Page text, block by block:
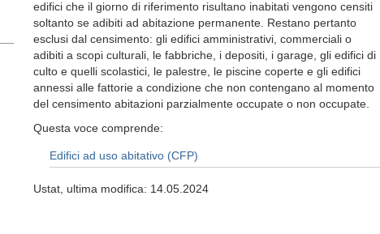
edifici che il giorno di riferimento risultano inabitati vengono censiti
soltanto se adibiti ad abitazione permanente. Restano pertanto
esclusi dal censimento: gli edifici amministrativi, commerciali o
adibiti a scopi culturali, le fabbriche, i depositi, i garage, gli edifici di
culto e quelli scolastici, le palestre, le piscine coperte e gli edifici
annessi alle fattorie a condizione che non contengano al momento
del censimento abitazioni parzialmente occupate o non occupate.
Questa voce comprende:
Edifici ad uso abitativo (CFP)
Ustat, ultima modifica: 14.05.2024